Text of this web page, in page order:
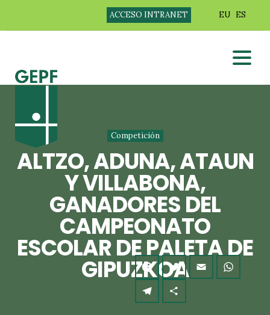
ACCESO INTRANET EU ES
Competición
ALTZO, ADUNA, ATAUN
Y VILLABONA,
GANADORES DEL
CAMPEONATO
ESCOLAR DE PALETA DE
GIPUZKOA